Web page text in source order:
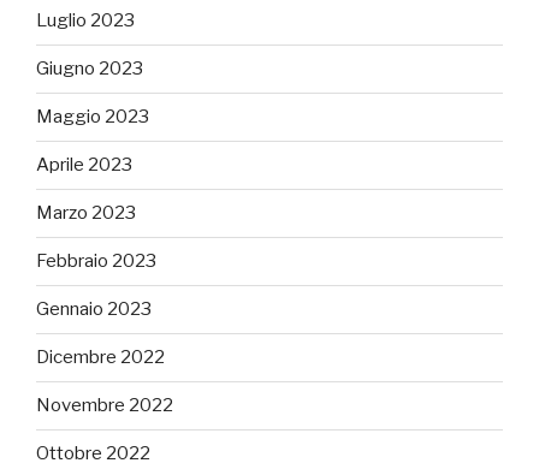
Luglio 2023
Giugno 2023
Maggio 2023
Aprile 2023
Marzo 2023
Febbraio 2023
Gennaio 2023
Dicembre 2022
Novembre 2022
Ottobre 2022